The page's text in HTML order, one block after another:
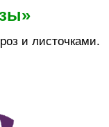
и листочками.